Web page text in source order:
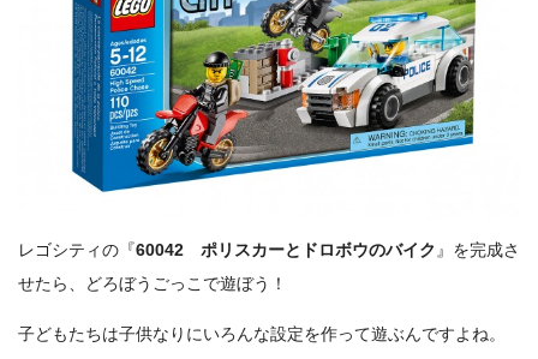
レゴシティの『60042 ポリスカーとドロボウのバイク』を完成さ
せたら、どろぼうごっこで遊ぼう！
子どもたちは子供なりにいろんな設定を作って遊ぶんですよね。